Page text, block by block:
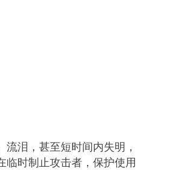
泪，甚至短时间内失明，
临时制止攻击者，保护使用